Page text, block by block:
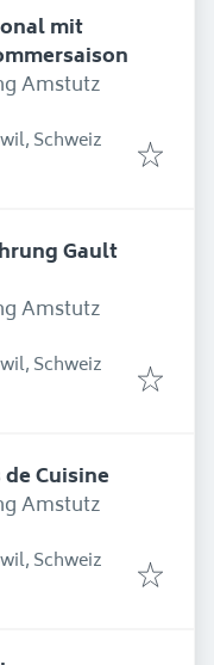
mit
Amstutz
Schweiz
Amstutz
Schweiz
Cuisine
Amstutz
Schweiz